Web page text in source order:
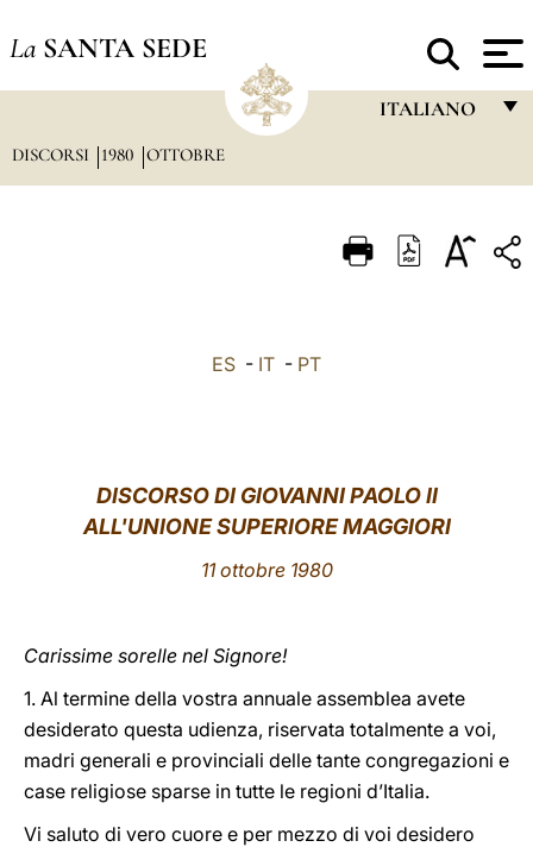
La SANTA SEDE
ITALIANO
ITALIANO
中文
DISCORSI 1980 OTTOBRE
ES - IT - PT
DISCORSO DI GIOVANNI PAOLO II
ALL'UNIONE SUPERIORE MAGGIORI
11 ottobre 1980
Carissime sorelle nel Signore!
1. Al termine della vostra annuale assemblea avete
desiderato questa udienza, riservata totalmente a voi,
madri generali e provinciali delle tante congregazioni e
case religiose sparse in tutte le regioni d’Italia.
Vi saluto di vero cuore e per mezzo di voi desidero